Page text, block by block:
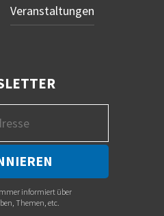
Veranstaltungen
informiert über
Themen, etc.